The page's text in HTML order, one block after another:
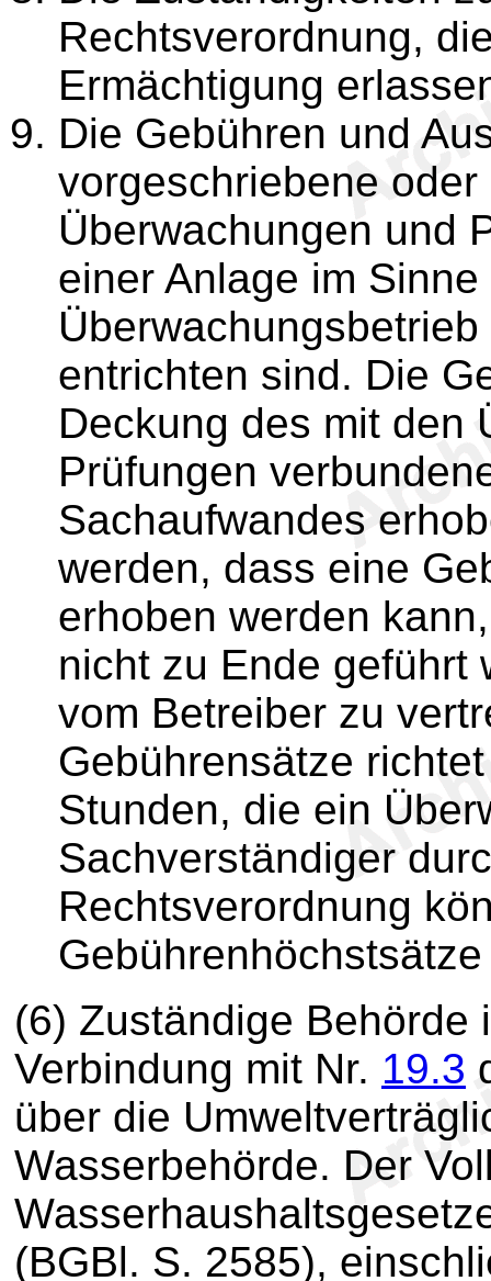
Rechtsverordnung,
Ermächtigung
Die Gebühren und
vorgeschriebene
Überwachungen und
einer Anlage im
entrichten sind. Die
Deckung des mit den
Prüfungen
Sachaufwandes
werden, dass eine
erhoben werden
nicht zu Ende geführt
vom Betreiber zu
Gebührensätze
Stunden, die ein
Sachverständiger
Rechtsverordnung
(6) Zuständige Behörde
Verbindung mit Nr. 19.3
über die
Wasserbehörde. Der
(BGBl. S. 2585),